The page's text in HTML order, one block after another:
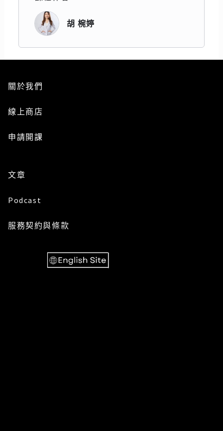
胡 椀婷
關於我們
線上商店
申請開課
文章
Podcast
服務契約與條款